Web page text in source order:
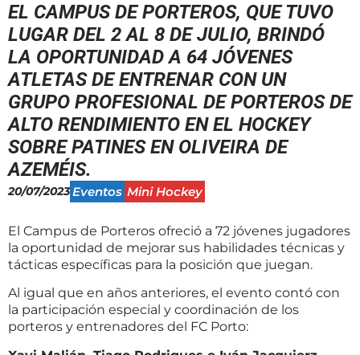
EL CAMPUS DE PORTEROS, QUE TUVO
LUGAR DEL 2 AL 8 DE JULIO, BRINDÓ
LA OPORTUNIDAD A 64 JÓVENES
ATLETAS DE ENTRENAR CON UN
GRUPO PROFESIONAL DE PORTEROS DE
ALTO RENDIMIENTO EN EL HOCKEY
SOBRE PATINES EN OLIVEIRA DE
AZEMÉIS.
20/07/2023Eventos Mini Hockey
El Campus de Porteros ofreció a 72 jóvenes jugadores
la oportunidad de mejorar sus habilidades técnicas y
tácticas específicas para la posición que juegan.
Al igual que en años anteriores, el evento contó con
la participación especial y coordinación de los
porteros y entrenadores del FC Porto: